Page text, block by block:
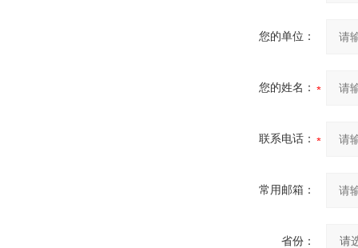
您的单位：
您的姓名：
联系电话：
常用邮箱：
省份：